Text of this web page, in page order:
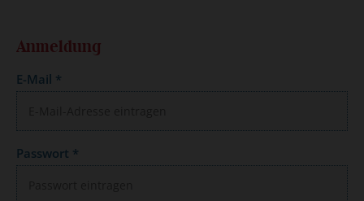
Anmeldung
E-Mail *
Passwort *